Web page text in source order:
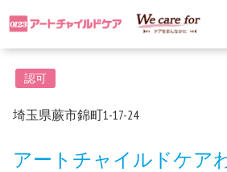
認可
埼玉県蕨市錦町1-17-24
アートチャイルドケア